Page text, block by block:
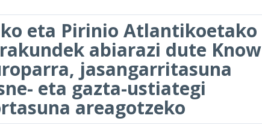
eta Pirinio Atlantikoetako
abiarazi dute Know
jasangarritasuna
eta gazta-ustiategi
areagotzeko